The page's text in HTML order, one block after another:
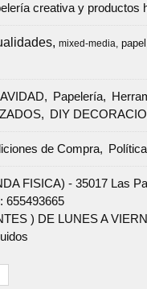
creativa y
mixed-media papel
Papelería
DIY
de Compra
FISICA) - 35017 Las
655493665
) DE LUNES A